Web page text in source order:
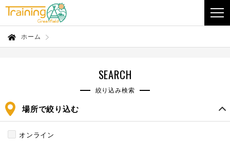
ホーム
SEARCH
絞り込み検索
場所で絞り込む
オンライン